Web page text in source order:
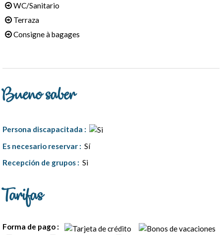
WC/Sanitario
Terraza
Consigne à bagages
Bueno saber
Persona discapacitada :
Es necesario reservar : Sí
Recepción de grupos : Si
Tarifas
Forma de pago :